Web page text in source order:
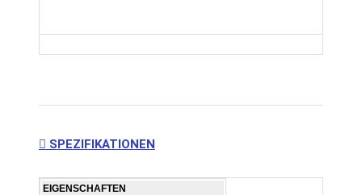
SPEZIFIKATIONEN
EIGENSCHAFTEN